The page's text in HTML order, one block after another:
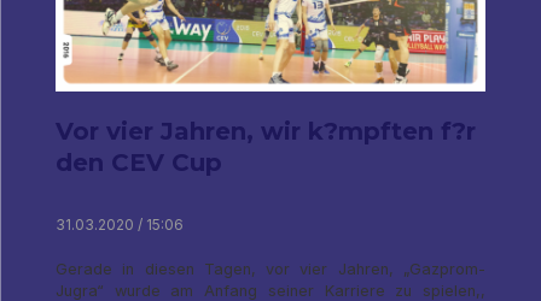
Vor vier Jahren, wir k?mpften f?r
den CEV Cup
31.03.2020 / 15:06
Gerade in diesen Tagen, vor vier Jahren, „Gazprom-
Jugra“ wurde am Anfang seiner Karriere zu spielen,,